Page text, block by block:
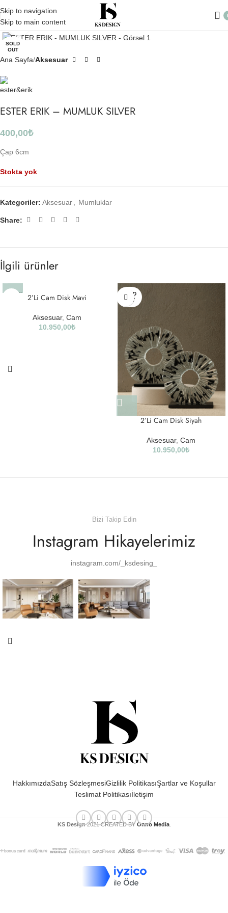
Skip to navigation
Skip to main content
SOLD
OUT
Click to enlarge
Ana Sayfa Aksesuar
ESTER ERIK – MUMLUK SILVER
400,00₺
Çap 6cm
Stokta yok
Kategoriler: Aksesuar, Mumluklar
Share:
İlgili ürünler
SOLD
2’Li Cam Disk Mavi
Aksesuar, Cam
10.950,00₺
SOLD
OUT
2’Li Cam Disk Siyah
Aksesuar, Cam
10.950,00₺
Bizi Takip Edin
Instagram Hikayelerimiz
instagram.com/_ksdesing_
HakkımızdaSatış SözleşmesiGizlilik PolitikasıŞartlar ve Koşullar
Teslimat Politikasıİletişim
KS Design 2021 CREATED BY Onno Media.